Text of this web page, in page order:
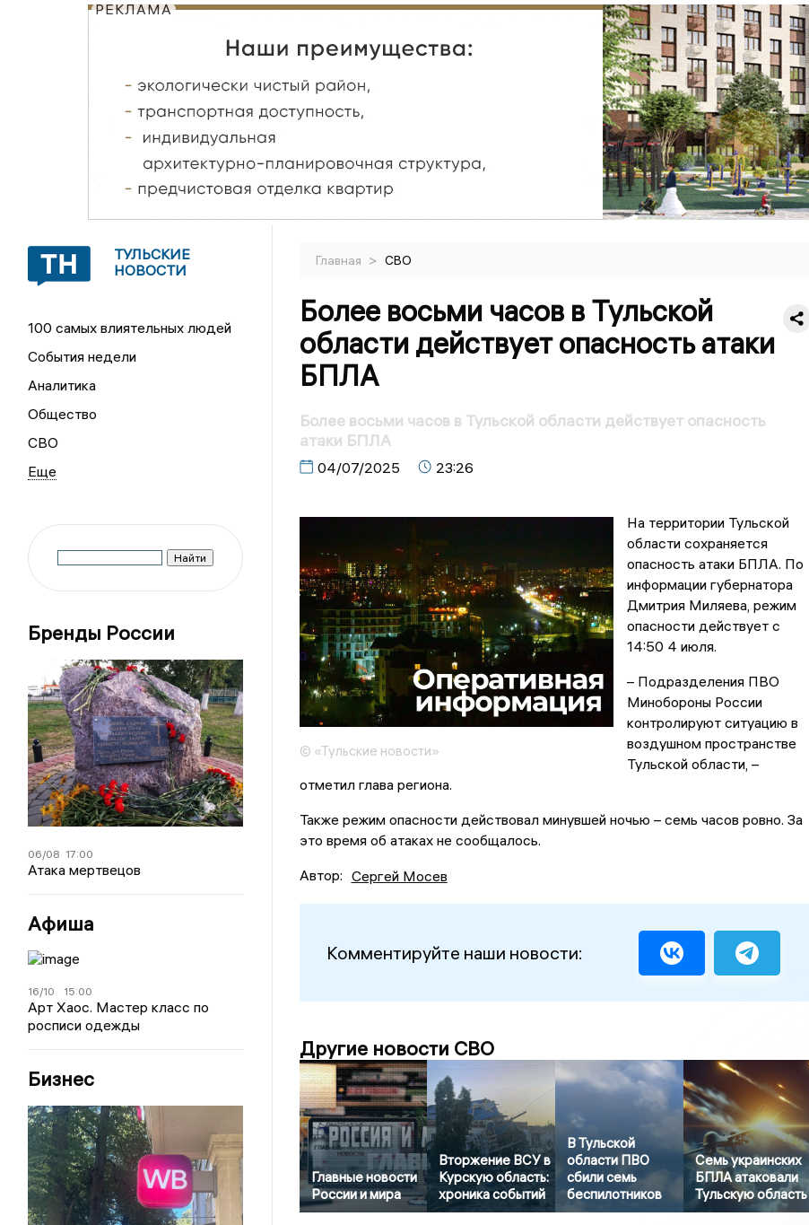
РЕКЛАМА
ТУЛЬСКИЕ
НОВОСТИ
100 самых влиятельных людей
События недели
Аналитика
Общество
СВО
Бренды России
06/08 17:00
Атака мертвецов
Афиша
16/10 15:00
Арт Хаос. Мастер класс по
росписи одежды
Бизнес
Главная > СВО
Более восьми часов в Тульской
области действует опасность атаки
БПЛА
Более восьми часов в Тульской области действует опасность
атаки БПЛА
04/07/2025 23:26
© «Тульские новости»
На территории Тульской
области сохраняется
опасность атаки БПЛА. По
информации губернатора
Дмитрия Миляева, режим
опасности действует с
14:50 4 июля.
– Подразделения ПВО
Минобороны России
контролируют ситуацию в
воздушном пространстве
Тульской области, –
отметил глава региона.
Также режим опасности действовал минувшей ночью – семь часов ровно. За
это время об атаках не сообщалось.
Автор: Сергей Мосев
Комментируйте наши новости:
Другие новости СВО
Главные новости
России и мира
Вторжение ВСУ в
Курскую область:
хроника событий
В Тульской
области ПВО
сбили семь
беспилотников
Семь украинских
БПЛА атаковали
Тульскую область